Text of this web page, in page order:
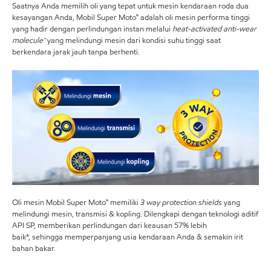
Saatnya Anda memilih oli yang tepat untuk mesin kendaraan roda dua
kesayangan Anda, Mobil Super Moto™ adalah oli mesin performa tinggi
yang hadir dengan perlindungan instan melalui heat-activated anti-wear
molecule™yang melindungi mesin dari kondisi suhu tinggi saat
berkendara jarak jauh tanpa berhenti.
Oli mesin Mobil Super Moto™ memiliki 3 way protection shieldsyang
melindungi mesin, transmisi & kopling. Dilengkapi dengan teknologi aditif
API SP, memberikan perlindungan dari keausan 57% lebih
baik*, sehingga memperpanjang usia kendaraan Anda & semakin irit
bahan bakar.